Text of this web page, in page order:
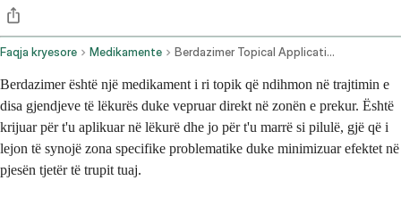
Faqja kryesore Medikamente Berdazimer Topical Application Route
Berdazimer është një medikament i ri topik që ndihmon në trajtimin e
disa gjendjeve të lëkurës duke vepruar direkt në zonën e prekur. Është
krijuar për t'u aplikuar në lëkurë dhe jo për t'u marrë si pilulë, gjë që i
lejon të synojë zona specifike problematike duke minimizuar efektet në
pjesën tjetër të trupit tuaj.